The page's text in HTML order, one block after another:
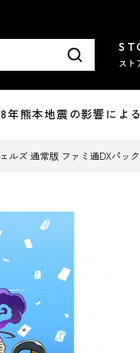
スト
熊本地震の影響によ
ルズ 通常版 ファミ通DXパッ